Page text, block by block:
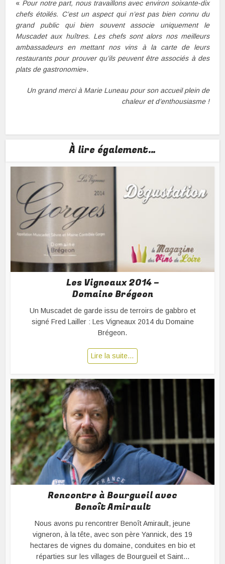
« Pour notre part, nous travaillons avec environ soixante-dix
chefs étoilés. C’est un aspect qui n’est pas bien connu du
grand public qui bien souvent associe uniquement le
Muscadet aux huîtres. Les chefs sont alors nos meilleurs
ambassadeurs en mettant nos vins à la carte de leurs
restaurants pour prouver qu’ils peuvent être associés à des
plats de gastronomie».
Un grand merci à Marie Luneau pour son accueil plein de
chaleur et d’enthousiasme !
À lire également…
Les Vigneaux 2014 –
Domaine Brégeon
Un Muscadet de garde issu de terroirs de gabbro et
signé Fred Lailler : Les Vigneaux 2014 du Domaine
Brégeon.
Lire la suite…
Rencontre à Bourgueil avec
Benoît Amirault
Nous avons pu rencontrer Benoît Amirault, jeune
vigneron, à la tête, avec son père Yannick, des 19
hectares de vignes du domaine, conduites en bio et
réparties sur les villages de Bourgueil et Saint...